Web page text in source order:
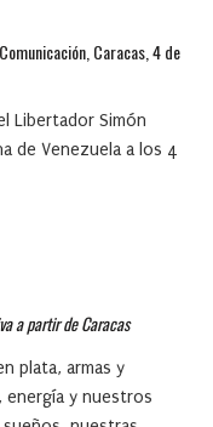
Caracas, 4 de
Libertador Simón
de Venezuela a los 4
a partir de Caracas
plata, armas y
y nuestros